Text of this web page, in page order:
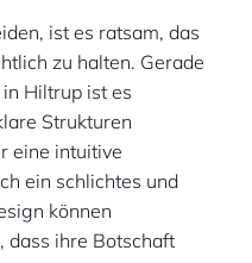
ist es ratsam, das
zu halten. Gerade
Hiltrup ist es
Strukturen
eine intuitive
ein schlichtes und
können
dass ihre Botschaft